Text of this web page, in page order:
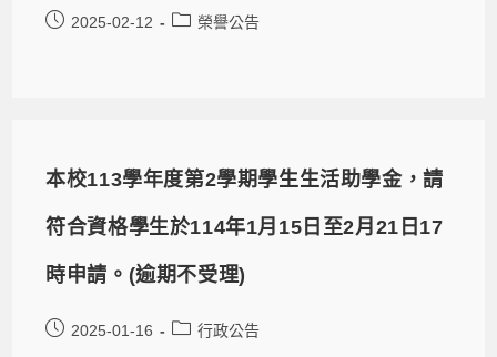
2025-02-12 榮譽公告
本校113學年度第2學期學生生活助學金，請
符合資格學生於114年1月15日至2月21日17
時申請。(逾期不受理)
2025-01-16 行政公告